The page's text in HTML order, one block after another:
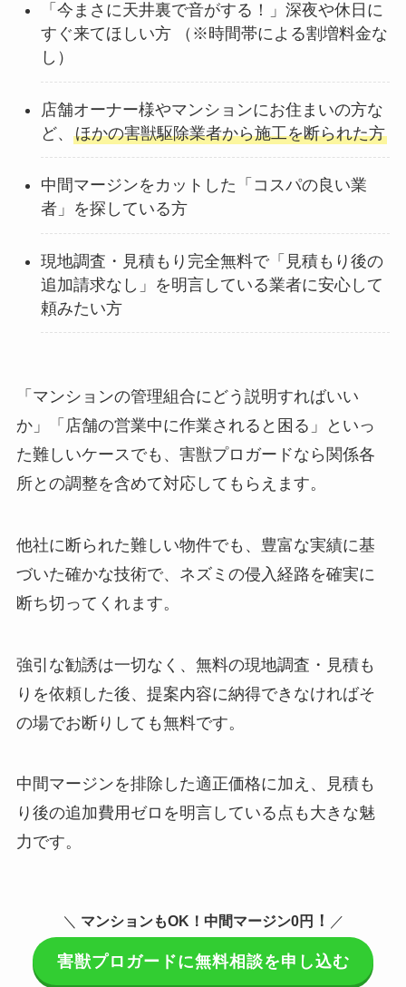
「今まさに天井裏で音がする！」深夜や休日に
すぐ来てほしい方 （※時間帯による割増料金な
し）
店舗オーナー様やマンションにお住まいの方な
ど、 ほかの害獣駆除業者から施工を断られた方
中間マージンをカットした「コスパの良い業
者」を探している方
現地調査・見積もり完全無料で「見積もり後の
追加請求なし」を明言している業者に安心して
頼みたい方
「マンションの管理組合にどう説明すればいい
か」「店舗の営業中に作業されると困る」といっ
た難しいケースでも、害獣プロガードなら関係各
所との調整を含めて対応してもらえます。
他社に断られた難しい物件でも、豊富な実績に基
づいた確かな技術で、ネズミの侵入経路を確実に
断ち切ってくれます。
強引な勧誘は一切なく、無料の現地調査・見積も
りを依頼した後、提案内容に納得できなければそ
の場でお断りしても無料です。
中間マージンを排除した適正価格に加え、見積も
り後の追加費用ゼロを明言している点も大きな魅
力です。
＼ マンションもOK！ 中間マージン0円 ！ ／
害獣プロガードに無料相談を申し込む